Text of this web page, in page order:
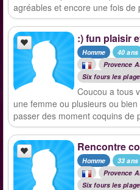
agréables et encore une fois de
:) fun plaisir
Homme
40 ans
Provence
Six fours les
Coucou a tous
une femme ou plusieurs ou
passer des moment coquins de
Rencontre
Homme
33 ans
Provence
Six fours les